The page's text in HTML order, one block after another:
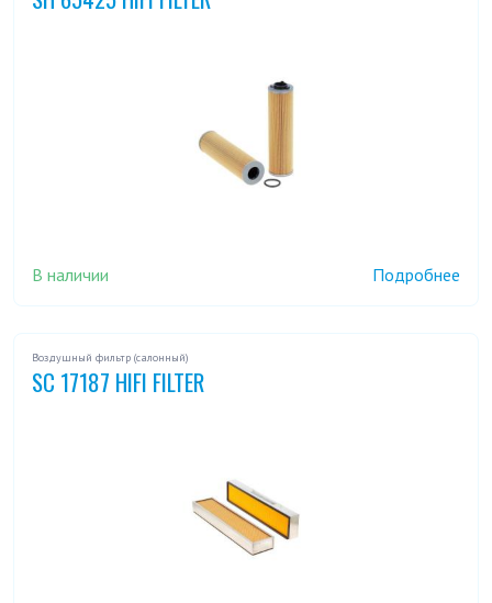
В наличии Подробнее
Воздушный фильтр (салонный)
SC 17187 HIFI FILTER